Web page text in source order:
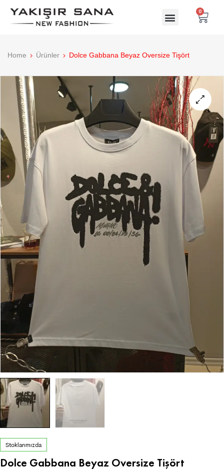
0
Home Ürünler Dolce Gabbana Beyaz Oversize Tişört
Stoklarımızda
Dolce Gabbana Beyaz Oversize Tişört